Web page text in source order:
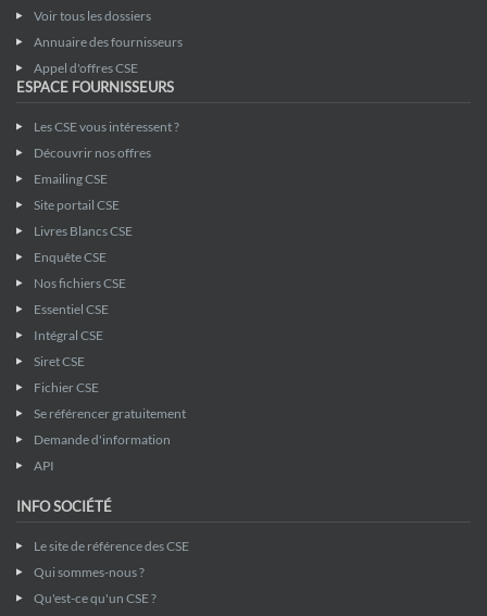
Voir tous les dossiers
Annuaire des fournisseurs
Appel d'offres CSE
ESPACE FOURNISSEURS
Les CSE vous intéressent ?
Découvrir nos offres
Emailing CSE
Site portail CSE
Livres Blancs CSE
Enquête CSE
Nos fichiers CSE
Essentiel CSE
Intégral CSE
Siret CSE
Fichier CSE
Se référencer gratuitement
Demande d'information
API
INFO SOCIÉTÉ
Le site de référence des CSE
Qui sommes-nous ?
Qu'est-ce qu'un CSE ?